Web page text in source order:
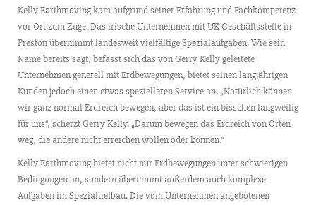
Kelly Earthmoving kam aufgrund seiner Erfahrung und Fachkompetenz
vor Ort zum Zuge. Das irische Unternehmen mit UK-Geschäftsstelle in
Preston übernimmt landesweit vielfältige Spezialaufgaben. Wie sein
Name bereits sagt, befasst sich das von Gerry Kelly geleitete
Unternehmen generell mit Erdbewegungen, bietet seinen langjährigen
Kunden jedoch einen etwas spezielleren Service an. „Natürlich können
wir ganz normal Erdreich bewegen, aber das ist ein bisschen langweilig
für uns“, scherzt Gerry Kelly. „Darum bewegen das Erdreich von Orten
weg, die andere nicht erreichen wollen oder können.“
Kelly Earthmoving bietet nicht nur Erdbewegungen unter schwierigen
Bedingungen an, sondern übernimmt außerdem auch komplexe
Aufgaben im Spezialtiefbau. Die vom Unternehmen angebotenen